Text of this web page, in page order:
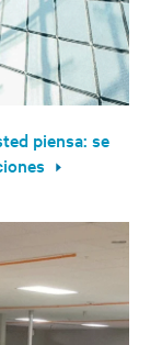
piensa: se